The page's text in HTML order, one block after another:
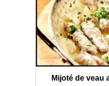
Mijoté de veau